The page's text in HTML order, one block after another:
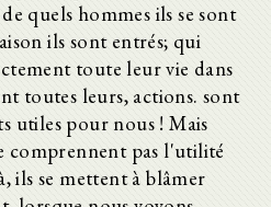
quels hommes ils se sont
ils sont entrés; qui
toute leur vie dans
toutes leurs, actions. sont
utiles pour nous ! Mais
comprennent pas l'utilité
ils se mettent à blâmer